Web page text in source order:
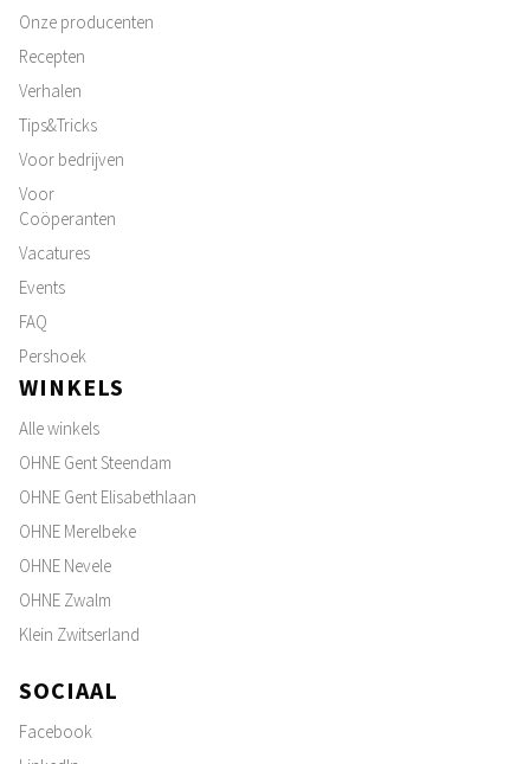
Onze producenten
Recepten
Verhalen
Tips&Tricks
Voor bedrijven
Voor
Coöperanten
Vacatures
Events
FAQ
Pershoek
WINKELS
Alle winkels
OHNE Gent Steendam
OHNE Gent Elisabethlaan
OHNE Merelbeke
OHNE Nevele
OHNE Zwalm
Klein Zwitserland
SOCIAAL
Facebook